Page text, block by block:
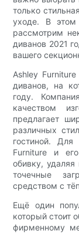
только
уходе. В этом
рассмотрим
диванов 2021
вашего
Ashley
диванов, на
году.
качеством
предлагает
различных
гостиной.
Furniture и
обивку,
точечные
средством с
Ещё один
который стоит
фирменному